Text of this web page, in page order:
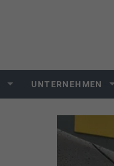
UNTERNEHMEN